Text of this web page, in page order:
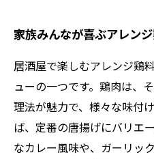
家族みんなが喜ぶアレン
居酒屋で楽しむアレンジ鶏
ューの一つです。鶏肉は、
理法が魅力で、様々な味付
ば、定番の唐揚げにバリエ
なカレー風味や、ガーリッ